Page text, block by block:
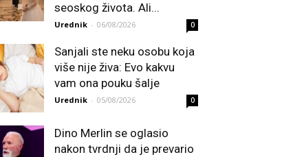
seoskog života. Ali...
Urednik - 06/08/2026 0
Sanjali ste neku osobu koja
više nije živa: Evo kakvu
vam ona pouku šalje
Urednik - 05/08/2026 0
Dino Merlin se oglasio
nakon tvrdnji da je prevario